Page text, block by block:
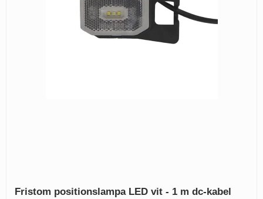
Fristom positionslampa LED vit - 1 m dc-kabel